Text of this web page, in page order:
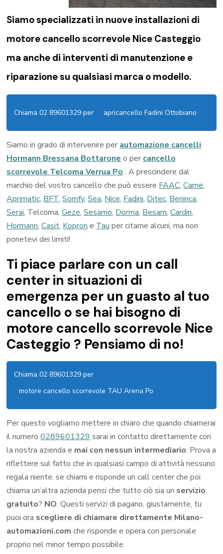
Siamo specializzati in nuove installazioni di
motore cancello scorrevole Nice Casteggio
ma anche di interventi di manutenzione e
riparazione su qualsiasi marca o modello.
Chiama 02 89601329 per apricancello Fadini Ottobiano
Siamo in grado di intervenire perautomazione cancelli
Hormann Bressana Bottaroneo percancello
scorrevole Telcoma Verrua Po. A prescindere dal
marchio del vostro cancello che può essereFAAC,Came,
Aprimatic,BFT,Somfy,Sea,Nice,Fadini,Ditec,Beninca,
Serai, Telcoma,Geze,Sesamo,Dorma,Besam,Cardin,
Hormann,Casit,KoproneTauper citarne alcuni, ma non
ponetevi dei limiti!
Ti piace parlare con un call
center in situazioni di
emergenza per un guasto al tuo
cancello o se hai bisogno di
motore cancello scorrevole Nice
Casteggio ? Pensiamo di no!
Chiama 02 89601329 per
motore cancello scorrevole TAU Arena Po
Per questo vogliamo mettere in chiaro che quando chiamerai
il numero0289601329 sarai in contatto direttamente con
la nostra azienda e mai con nessun intermediario. Prova a
riflettere sul fatto che in qualsiasi campo di attività nessuno
regala niente: se chiami e risponde un call center che poi
chiama un’altra azienda pensi che tutto ciò sia un servizio
gratuito? NO. Questi servizi di pagano, giustamente, tu
puoi ora scegliere di chiamare direttamente Milano-
automazioni.com che risponde e opera con personale
proprio nel minor tempo possibile.